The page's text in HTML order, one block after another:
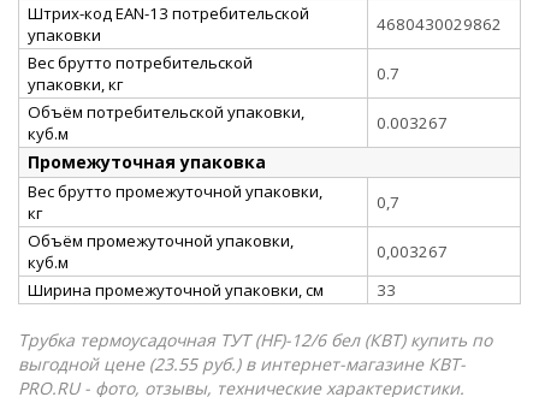
Штрих-код EAN-13 потребительской
упаковки
4680430029862
Вес брутто потребительской
упаковки, кг
0.7
Объём потребительской упаковки,
куб.м
0.003267
Промежуточная упаковка
Вес брутто промежуточной упаковки,
кг
0,7
Объём промежуточной упаковки,
куб.м
0,003267
Ширина промежуточной упаковки, см
33
Трубка термоусадочная ТУТ (HF)-12/6 бел (КВТ) купить по
выгодной цене (23.55 руб.) в интернет-магазине КВТ-
PRO.RU - фото, отзывы, технические характеристики.